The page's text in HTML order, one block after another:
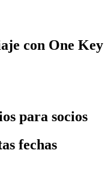
con One Key
para socios
fechas